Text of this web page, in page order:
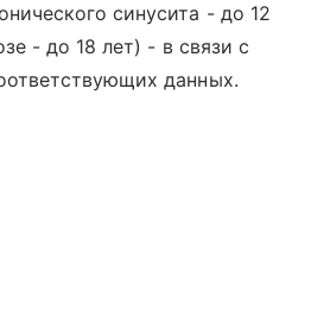
синусита - до 12
- до 18 лет) - в связи с
данных.